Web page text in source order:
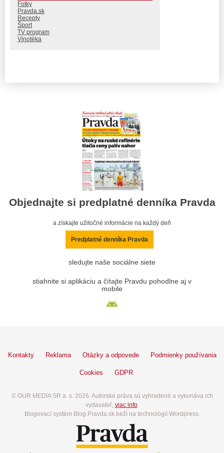
Fotky
Pravda.sk
Recepty
Šport
TV program
Vinotéka
Objednajte si predplatné denníka Pravda
a získajte užitočné informácie na každý deň
Predplatné denníka Pravda
sledujte naše sociálne siete
stiahnite si aplikáciu a čítajte Pravdu pohodlne aj v
mobile
Kontakty Reklama Otázky a odpovede Podmienky používania
Cookies GDPR
© OUR MEDIA SR a. s. 2026. Autorské práva sú vyhradené a vykonáva ich
vydavateľ, viac info.
Blogovací systém Blog.Pravda.sk beží na technológií Wordpress.